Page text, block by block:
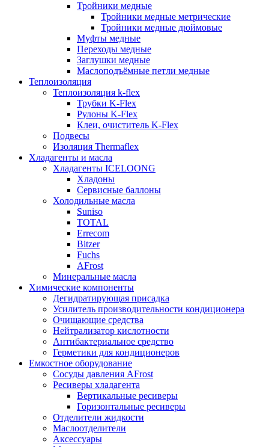
Тройники медные
Тройники медные метрические
Тройники медные дюймовые
Муфты медные
Переходы медные
Заглушки медные
Маслоподъёмные петли медные
Теплоизоляция
Теплоизоляция k-flex
Трубки K-Flex
Рулоны K-Flex
Клеи, очиститель K-Flex
Подвесы
Изоляция Thermaflex
Хладагенты и масла
Хладагенты ICELOONG
Хладоны
Сервисные баллоны
Холодильные масла
Suniso
TOTAL
Errecom
Bitzer
Fuchs
AFrost
Минеральные масла
Химические компоненты
Дегидратирующая присадка
Усилитель производительности кондиционера
Очищающие средства
Нейтрализатор кислотности
Антибактериальное средство
Герметики для кондиционеров
Емкостное оборудование
Сосуды давления AFrost
Ресиверы хладагента
Вертикальные ресиверы
Горизонтальные ресиверы
Отделители жидкости
Маслоотделители
Аксессуары